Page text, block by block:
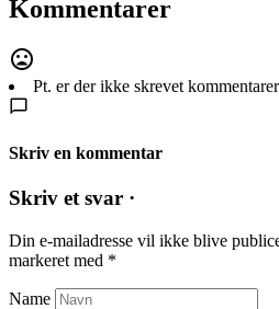
Kommentarer
Pt. er der ikke skrevet
Skriv en kommentar
Skriv et svar ·
Din e-mailadresse vil ikke blive
markeret med *
Name